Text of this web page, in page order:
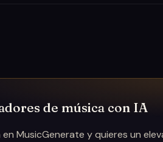
de música con IA
MusicGenerate y quieres un